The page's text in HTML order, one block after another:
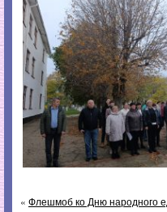
« Флешмоб ко Дню народного